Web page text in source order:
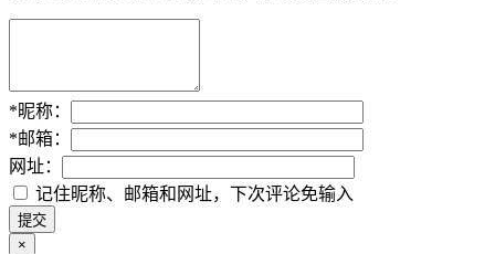
*昵称：
*邮箱：
网址：
记住昵称、邮箱和网址，下次评论免输入
×